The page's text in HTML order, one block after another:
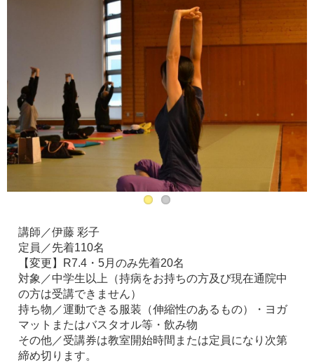
講師／伊藤 彩子
定員／先着110名
【変更】R7.4・5月のみ先着20名
対象／中学生以上（持病をお持ちの方及び現在通院中
の方は受講できません）
持ち物／運動できる服装（伸縮性のあるもの）・ヨガ
マットまたはバスタオル等・飲み物
その他／受講券は教室開始時間または定員になり次第
締め切ります。